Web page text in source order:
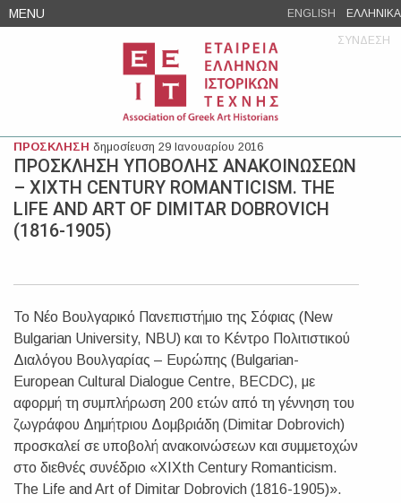
Skip
to
MENU ENGLISH ΕΛΛΗΝΙΚΑ
ΣΥΝΔΕΣΗ
ΠΡΟΣΚΛΗΣΗ δημοσίευση 29 Ιανουαρίου 2016
ΠΡΟΣΚΛΗΣΗ ΥΠΟΒΟΛΗΣ ΑΝΑΚΟΙΝΩΣΕΩΝ
– ХIXTH CENTURY ROMANTICISM. THE
LIFE AND ART OF DIMITAR DOBROVICH
(1816-1905)
Το Νέο Βουλγαρικό Πανεπιστήμιο της Σόφιας (New
Bulgarian University, NBU) και το Κέντρο Πολιτιστικού
Διαλόγου Βουλγαρίας – Ευρώπης (Bulgarian-
European Cultural Dialogue Centre, BECDC), με
αφορμή τη συμπλήρωση 200 ετών από τη γέννηση του
ζωγράφου Δημήτριου Δομβριάδη (Dimitar Dobrovich)
προσκαλεί σε υποβολή ανακοινώσεων και συμμετοχών
στο διεθνές συνέδριο «XIXth Century Romanticism.
The Life and Art of Dimitar Dobrovich (1816-1905)».